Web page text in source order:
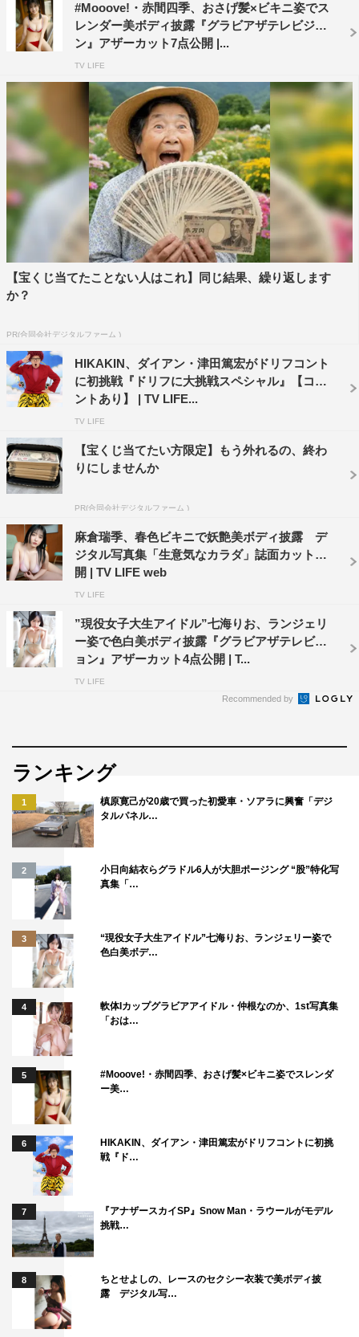
#Mooove!・赤間四季、おさげ髪×ビキニ姿でス
レンダー美ボディ披露『グラビアザテレビジョ
ン』アザーカット7点公開 |...
TV LIFE
【宝くじ当てたことない人はこれ】同じ結果、繰り返します
か？
PR(合同会社デジタルファーム )
HIKAKIN、ダイアン・津田篤宏がドリフコント
に初挑戦『ドリフに大挑戦スペシャル』【コメ
ントあり】 | TV LIFE...
TV LIFE
【宝くじ当てたい方限定】もう外れるの、終わ
りにしませんか
PR(合同会社デジタルファーム )
麻倉瑞季、春色ビキニで妖艶美ボディ披露 デ
ジタル写真集「生意気なカラダ」誌面カット公
開 | TV LIFE web
TV LIFE
”現役女子大生アイドル”七海りお、ランジェリ
ー姿で色白美ボディ披露『グラビアザテレビジ
ョン』アザーカット4点公開 | T...
TV LIFE
Recommended by
ランキング
1
槙原寛己が20歳で買った初愛車・ソアラに興奮「デジ
タルパネル…
2
小日向結衣らグラドル6人が大胆ポージング “股”特化写
真集「…
3
“現役女子大生アイドル”七海りお、ランジェリー姿で
色白美ボデ…
4
軟体Iカップグラビアアイドル・仲根なのか、1st写真集
「おは…
5
#Mooove!・赤間四季、おさげ髪×ビキニ姿でスレンダ
ー美…
6
HIKAKIN、ダイアン・津田篤宏がドリフコントに初挑
戦『ド…
7
『アナザースカイSP』Snow Man・ラウールがモデル
挑戦…
8
ちとせよしの、レースのセクシー衣装で美ボディ披
露 デジタル写…